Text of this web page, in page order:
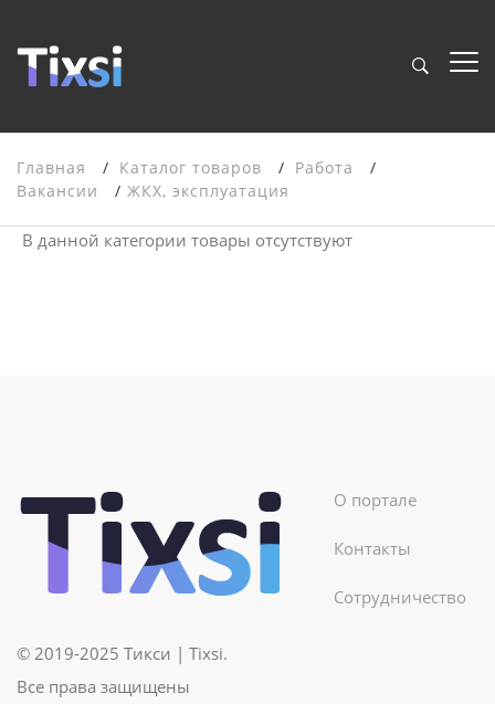
Главная Каталог товаров
Работа
Вакансии
ЖКХ, эксплуатация
В данной категории товары отсутствуют
© 2019-2025 Тикси | Tixsi.
Все права защищены
О портале
Контакты
Сотрудничество